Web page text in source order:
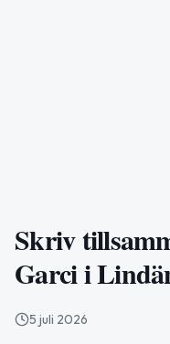
Skriv
Garci i
5 juli 2026